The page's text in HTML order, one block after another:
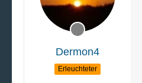
Dermon4
Erleuchteter